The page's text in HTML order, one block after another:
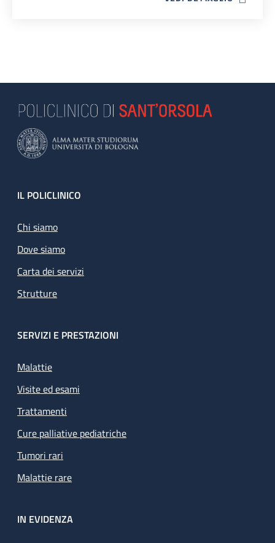
Footer
IL POLICLINICO
Chi siamo
Dove siamo
Carta dei servizi
Strutture
SERVIZI E PRESTAZIONI
Malattie
Visite ed esami
Trattamenti
Cure palliative pediatriche
Tumori rari
Malattie rare
IN EVIDENZA